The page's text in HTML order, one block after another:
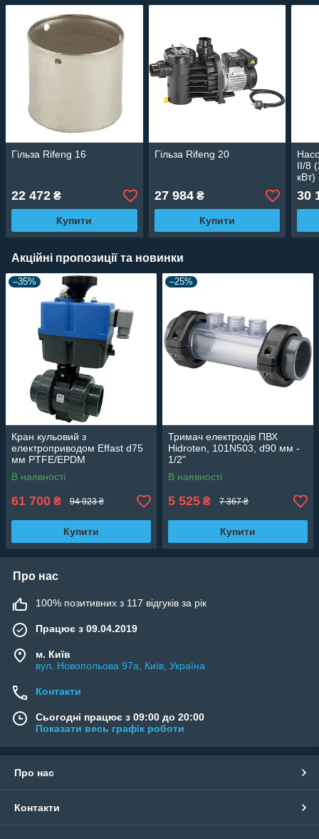
Гільза Rifeng 16
22 472 ₴
Купити
Гільза Rifeng 20
27 984₴
Купити
ІІ/8
кВт)
30
Акційні пропозиції та новинки
–35%
Кран кульовий з
електроприводом Effast d75
мм PTFE/EPDM
BDREBK1YA0750
В наявності
61 700 ₴ 94 923 ₴
Купити
–25%
Тримач електродів ПВХ
Hidroten, 101N503, d90 мм -
1/2"
В наявності
5 525 ₴ 7 367 ₴
Купити
Про нас
100% позитивних з 117 відгуків за рік
Працює з 09.04.2019
м. Київ
вул. Новопольова 97а, Київ, Україна
Контакти
Сьогодні працює з 09:00 до 20:00
Показати весь графік роботи
Про нас
Контакти